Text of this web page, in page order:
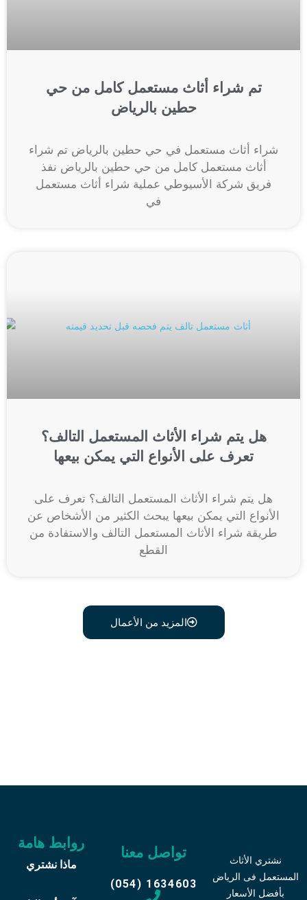
تم شراء أثاث مستعمل كامل من حي
حطين بالرياض
شراء أثاث مستعمل في حي حطين بالرياض تم شراء
أثاث مستعمل كامل من حي حطين بالرياض نفذ
فريق شركة الأسيوطي عملية شراء أثاث مستعمل
في
هل يتم شراء الأثاث المستعمل التالف؟
تعرف على الأنواع التي يمكن بيعها
هل يتم شراء الأثاث المستعمل التالف؟ تعرف على
الأنواع التي يمكن بيعها يبحث الكثير من الأشخاص عن
طريقة شراء الأثاث المستعمل التالف والاستفادة من
القطع
المزيد من الأعمال
روابط هامة
ماذا نشتري
تواصل معنا
(054) 1634603
نشتري الأثاث
المستعمل فى الرياض
بأفضل الأسعار